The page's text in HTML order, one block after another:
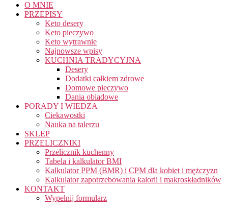
O MNIE
PRZEPISY
Keto desery
Keto pieczywo
Keto wytrawnie
Najnowsze wpisy
KUCHNIA TRADYCYJNA
Desery
Dodatki całkiem zdrowe
Domowe pieczywo
Dania obiadowe
PORADY I WIEDZA
Ciekawostki
Nauka na talerzu
SKLEP
PRZELICZNIKI
Przelicznik kuchenny
Tabela i kalkulator BMI
Kalkulator PPM (BMR) i CPM dla kobiet i mężczyzn
Kalkulator zapotrzebowania kalorii i makroskładników
KONTAKT
Wypełnij formularz